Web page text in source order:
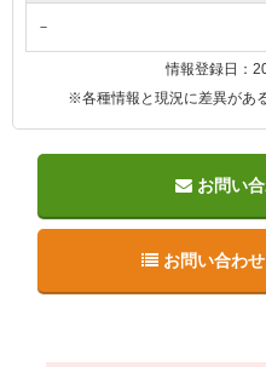
－
情報登録日：
※各種情報と現況に差異があ
お問い合
お問い合わ